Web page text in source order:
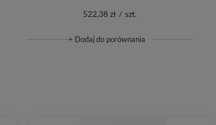
522,38 zł / szt.
+ Dodaj do porównania